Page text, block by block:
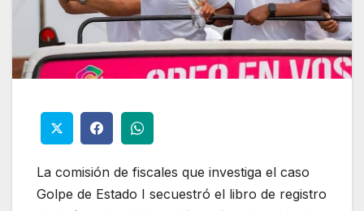
La comisión de fiscales que investiga el caso
Golpe de Estado I secuestró el libro de registro